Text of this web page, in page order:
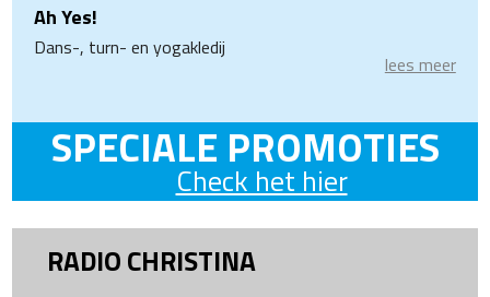
Ah Yes!
Dans-, turn- en yogakledij
lees meer
SPECIALE PROMOTIES
Check het hier
RADIO CHRISTINA